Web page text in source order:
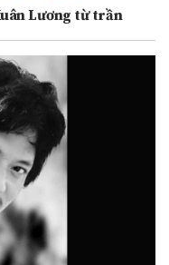
Lương từ trần